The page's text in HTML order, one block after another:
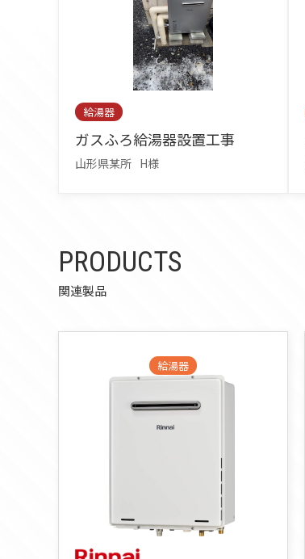
給湯器
ガスふろ給湯器設置工事
山形県某所 H様
PRODUCTS
関連製品
給湯器